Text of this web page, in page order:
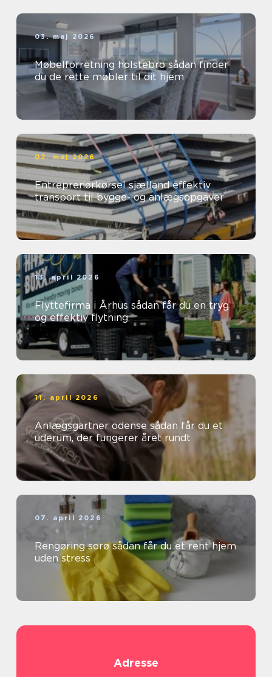
03. maj 2026
Møbelforretning holstebro sådan finder
du de rette møbler til dit hjem
02. maj 2026
Entreprenørkørsel sjælland effektiv
transport til bygge- og anlægsopgaver
13. april 2026
Flyttefirma i Århus sådan får du en tryg
og effektiv flytning
11. april 2026
Anlægsgartner odense sådan får du et
uderum, der fungerer året rundt
07. april 2026
Rengøring sorø sådan får du et rent hjem
uden stress
Adresse